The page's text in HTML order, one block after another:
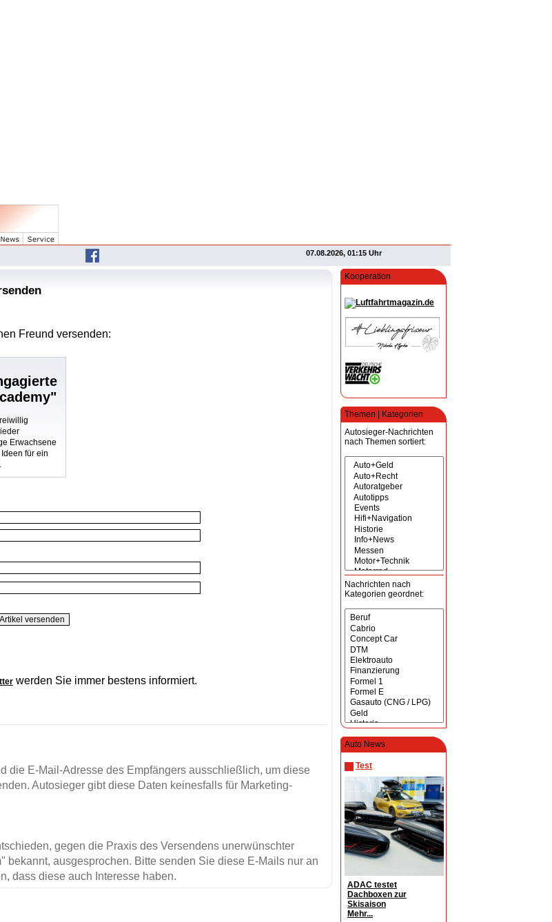
07.08.2026, 01:15 Uhr
Kooperation
Themen | Kategorien
Autosieger-Nachrichten
nach Themen sortiert:
Nachrichten nach
Kategorien geordnet:
Auto News
Test
ADAC testet
Dachboxen zur
Skisaison
Mehr...
Freund versenden:
Erwachsene
für ein
werden Sie immer bestens informiert.
die E-Mail-Adresse des Empfängers ausschließlich, um diese
Autosieger gibt diese Daten keinesfalls für Marketing-
gegen die Praxis des Versendens unerwünschter
bekannt, ausgesprochen. Bitte senden Sie diese E-Mails nur an
dass diese auch Interesse haben.